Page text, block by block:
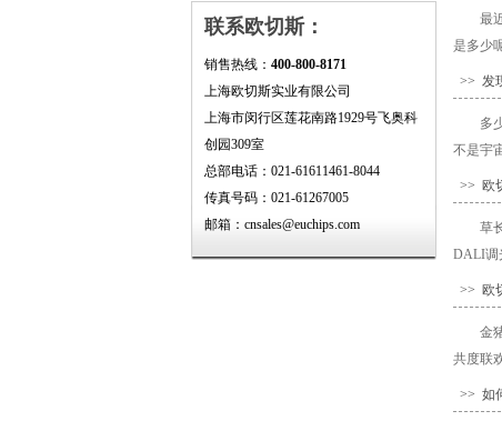
联系欧切斯：
销售热线： 400-800-8171
上海欧切斯实业有限公司
上海市闵行区莲花南路1929号飞奥科
创园309室
总部电话：021-61611461-8044
传真号码：021-61267005
邮箱：cnsales@euchips.com
最
是多少
>> 发
多
不是宇
>> 欧
草
DALI调
>> 欧
金
共度联
>> 如